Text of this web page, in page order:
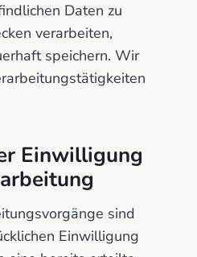
Daten zu
verarbeiten,
speichern. Wir
Einwilligung
sind
Einwilligung